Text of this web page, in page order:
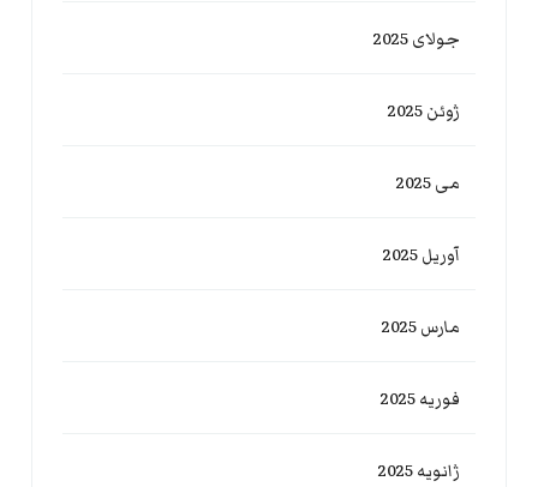
جولای 2025
ژوئن 2025
می 2025
آوریل 2025
مارس 2025
فوریه 2025
ژانویه 2025